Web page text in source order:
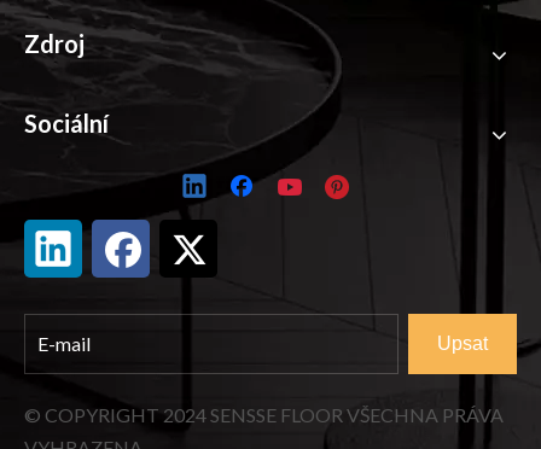
Zdroj
Sociální
Upsat
© COPYRIGHT 2024SENSSE FLOOR VŠECHNA PRÁVA